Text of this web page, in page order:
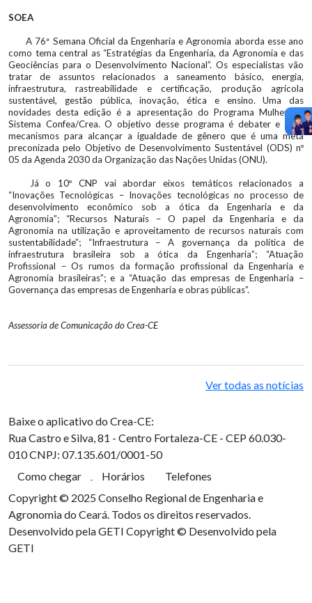
SOEA
A 76ª Semana Oficial da Engenharia e Agronomia aborda esse ano
como tema central as “Estratégias da Engenharia, da Agronomia e das
Geociências para o Desenvolvimento Nacional”. Os especialistas vão
tratar de assuntos relacionados a saneamento básico, energia,
infraestrutura, rastreabilidade e certificação, produção agrícola
sustentável, gestão pública, inovação, ética e ensino. Uma das
novidades desta edição é a apresentação do Programa Mulher do
Sistema Confea/Crea. O objetivo desse programa é debater e criar
mecanismos para alcançar a igualdade de gênero que é uma meta
preconizada pelo Objetivo de Desenvolvimento Sustentável (ODS) nº
05 da Agenda 2030 da Organização das Nações Unidas (ONU).
Já o 10º CNP vai abordar eixos temáticos relacionados a
“Inovações Tecnológicas – Inovações tecnológicas no processo de
desenvolvimento econômico sob a ótica da Engenharia e da
Agronomia”; “Recursos Naturais – O papel da Engenharia e da
Agronomia na utilização e aproveitamento de recursos naturais com
sustentabilidade”; “Infraestrutura – A governança da política de
infraestrutura brasileira sob a ótica da Engenharia”; “Atuação
Profissional – Os rumos da formação profissional da Engenharia e
Agronomia brasileiras”; e a “Atuação das empresas de Engenharia –
Governança das empresas de Engenharia e obras públicas”.
Assessoria de Comunicação do Crea-CE
Ver todas as notícias
Baixe o aplicativo do Crea-CE:
Rua Castro e Silva, 81 - Centro Fortaleza-CE - CEP 60.030-
010CNPJ: 07.135.601/0001-50
Como chegar
Horários
Telefones
Copyright © 2025 Conselho Regional de Engenharia e
Agronomia do Ceará. Todos os direitos reservados.
Desenvolvido pela GETI Copyright © Desenvolvido pela
GETI